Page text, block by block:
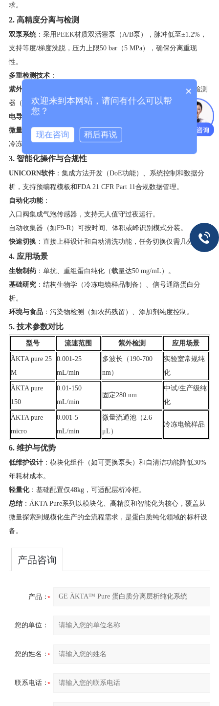
求。
2. 高精度分离与检测​
​双泵系统​​：采用PEEK材质双活塞泵（A/B泵），脉冲低至±1.2%，
支持等度/梯度洗脱，压力上限50 bar（5 MPa），确保分离重现
性。
​多重检测技术​​：
​紫外检测​
​：固定波长检测器（280 nm）用于蛋白定量，多波长检测
器（3波长同步）可识别污染物。
​电导监测​​：范围0.01-999.9 mS/cm，实时监控缓冲液梯度变化。
​微量纯化优化​​：ÄKTA pure micro版本内部体积仅0.8-5.4 μL，适配
冷冻电镜等微量样品（10 μL）的高分辨率纯化。
3. 智能化操作与合规性​
​UNICORN软件​​：集成方法开发（DoE功能）、系统控制和数据分
析，支持预编程模板和FDA 21 CFR Part 11合规数据管理。
​自动化功能​​：
入口阀集成气泡传感器，支持无人值守过夜运行。
自动收集器（如F9-R）可按时间、体积或峰识别模式分装。
​快速切换​​：直接上样设计和自动清洗功能，任务切换仅需几分钟。
4. 应用场景​
​生物制药​​：单抗、重组蛋白纯化（载量达50 mg/mL）。
​基础研究​​：结构生物学（冷冻电镜样品制备）、信号通路蛋白分
析。
​环境与食品​​：污染物检测（如农药残留）、添加剂纯度控制。
5. 技术参数对比​
​型号​ ​流速范围​ ​紫外检测​ ​应用场景​
ÄKTA pure 25
M
0.001-25
mL/min
多波长（190-700
nm）
实验室常规纯
化
ÄKTA pure
150
0.01-150
mL/min
固定280 nm
中试/生产级纯
化
ÄKTA pure
micro
0.001-5
mL/min
微量流通池（2.6
μL）
冷冻电镜样品
6. 维护与优势​
​低维护设计​​：模块化组件（如可更换泵头）和自清洁功能降低30%
年耗材成本。
​轻量化​​：基础配置仅48kg，可适配层析冷柜。
​总结​​：ÄKTA Pure系列以模块化、高精度和智能化为核心，覆盖从
微量探索到规模化生产的全流程需求，是蛋白质纯化领域的标杆设
备。
产品咨询
产品：
您的单位：
您的姓名：
联系电话：
×
欢迎来到本网站，请问有什么可以帮
您？
现在咨询 稍后再说